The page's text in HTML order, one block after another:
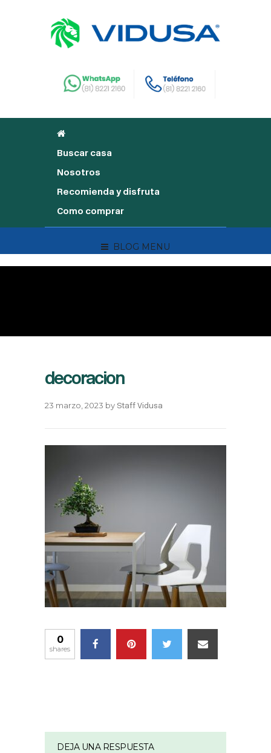
Buscar casa
Nosotros
Recomienda y disfruta
Como comprar
BLOG MENU
decoracion
23 marzo, 2023 by Staff Vidusa
0
shares
DEJA UNA RESPUESTA